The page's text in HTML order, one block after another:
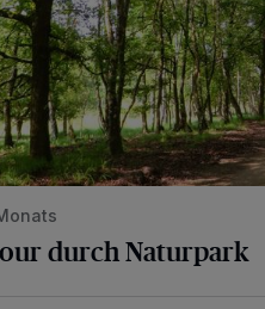
durch Naturpark